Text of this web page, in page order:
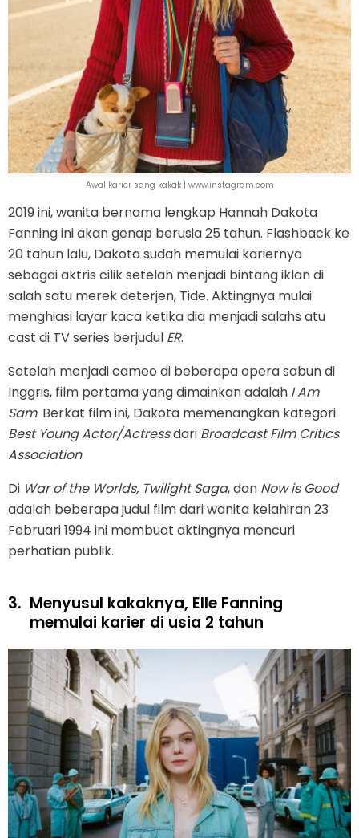
Awal karier sang kakak | www.instagram.com
2019 ini, wanita bernama lengkap Hannah Dakota
Fanning ini akan genap berusia 25 tahun. Flashback ke
20 tahun lalu, Dakota sudah memulai kariernya
sebagai aktris cilik setelah menjadi bintang iklan di
salah satu merek deterjen, Tide. Aktingnya mulai
menghiasi layar kaca ketika dia menjadi salahs atu
cast di TV series berjudul ER.
Setelah menjadi cameo di beberapa opera sabun di
Inggris, film pertama yang dimainkan adalah I Am
Sam. Berkat film ini, Dakota memenangkan kategori
Best Young Actor/Actressdari Broadcast Film Critics
Association
Di War of the Worlds, Twilight Saga, dan Now is Good
adalah beberapa judul film dari wanita kelahiran 23
Februari 1994 ini membuat aktingnya mencuri
perhatian publik.
3. Menyusul kakaknya, Elle Fanning
memulai karier di usia 2 tahun